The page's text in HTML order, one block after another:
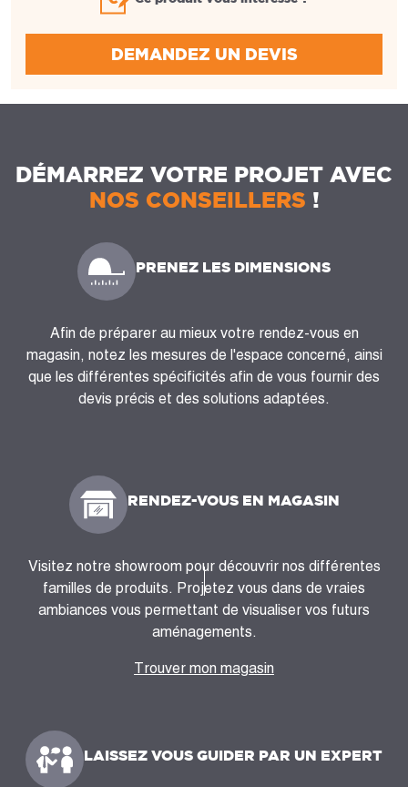
DEMANDEZ UN DEVIS
DÉMARREZ VOTRE PROJET AVEC
NOS CONSEILLERS !
PRENEZ LES DIMENSIONS
Afin de préparer au mieux votre rendez-vous en
magasin, notez les mesures de l'espace concerné, ainsi
que les différentes spécificités afin de vous fournir des
devis précis et des solutions adaptées.
RENDEZ-VOUS EN MAGASIN
Visitez notre showroom pour découvrir nos différentes
familles de produits. Projetez vous dans de vraies
ambiances vous permettant de visualiser vos futurs
aménagements.
Trouver mon magasin
LAISSEZ VOUS GUIDER PAR UN EXPERT